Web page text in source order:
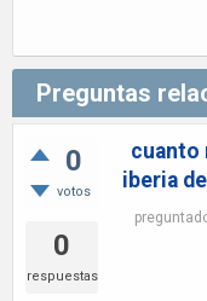
Preguntas
0
votos
0
respuestas
cuanto
iberia